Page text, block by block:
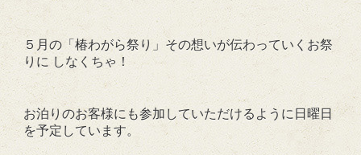
５月の「椿わがら祭り」その想いが伝わっていくお祭
りに しなくちゃ！
お泊りのお客様にも参加していただけるように日曜日
を予定しています。